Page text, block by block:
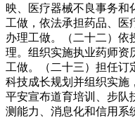
映、医疗器械不良事务和
工做，依法承担药品、医
办理工做。（二十二）依
理。组织实施执业药师资
工做。（二十三）担任订
科技成长规划并组织实施
平安宣布道育培训、步队
测能力、消息化和信用系